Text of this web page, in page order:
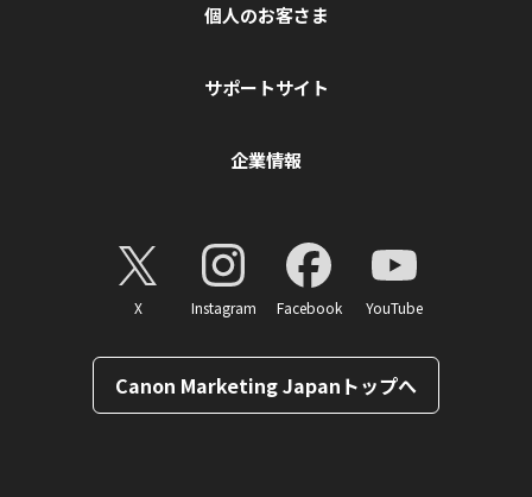
個人のお客さま
サポートサイト
企業情報
X Instagram Facebook YouTube
Canon Marketing Japanトップへ